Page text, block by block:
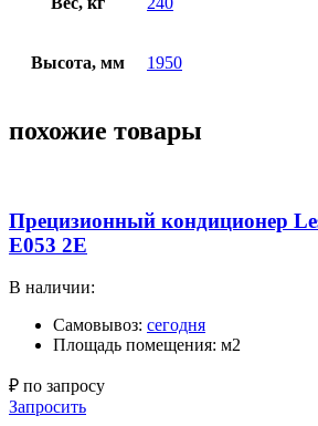
Высота, мм 1950
похожие товары
Прецизионный кондиционер
E053 2E
В наличии:
Самовывоз: сегодня
Площадь помещения: м2
₽ по запросу
Запросить